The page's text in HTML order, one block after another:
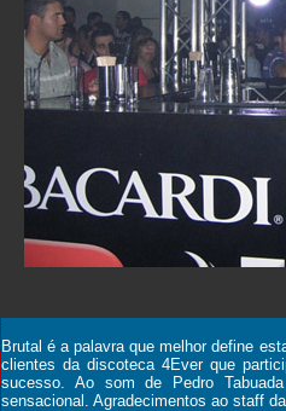
Brutal é a palavra que melhor define
clientes da discoteca 4Ever que
sucesso. Ao som de Pedro
sensacional. Agradecimentos ao staff